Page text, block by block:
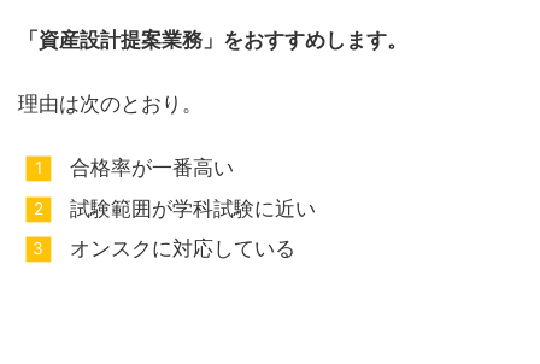
「資産設計提案業務」をおすすめします。
理由は次のとおり。
合格率が一番高い
試験範囲が学科試験に近い
オンスクに対応している